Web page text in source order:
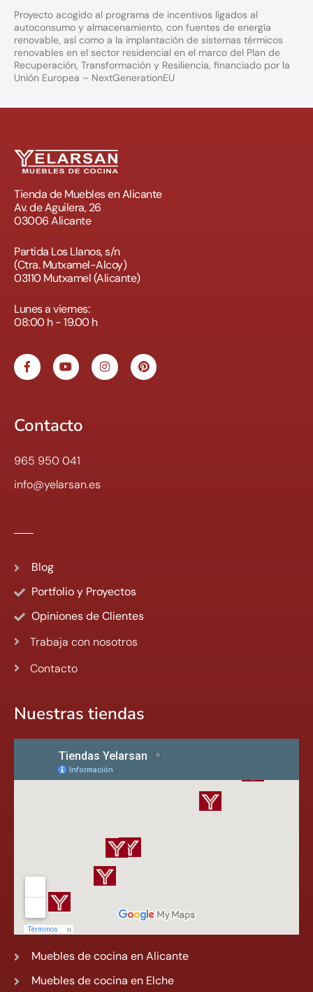
Proyecto acogido al programa de incentivos ligados al
autoconsumo y almacenamiento, con fuentes de energía
renovable, así como a la implantación de sistemas térmicos
renovables en el sector residencial en el marco del Plan de
Recuperación, Transformación y Resiliencia, financiado por la
Unión Europea – NextGenerationEU
Tienda de Muebles en Alicante
Av. de Aguilera, 26
03006 Alicante
Partida Los Llanos, s/n
(Ctra. Mutxamel-Alcoy)
03110 Mutxamel (Alicante)
Lunes a viernes:
08:00 h - 19.00 h
Contacto
965 950 041
info@yelarsan.es
Blog
Portfolio y Proyectos
Opiniones de Clientes
Trabaja con nosotros
Contacto
Nuestras tiendas
Muebles de cocina en Alicante
Muebles de cocina en Elche